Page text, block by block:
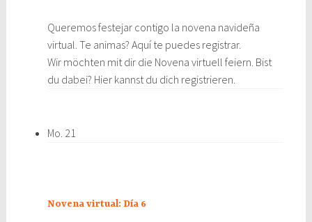
Queremos festejar contigo la novena navideña
virtual. Te animas? Aquí te puedes registrar.
Wir möchten mit dir die Novena virtuell feiern. Bist
du dabei? Hier kannst du dich registrieren.
Mo. 21
Novena virtual: Día 6